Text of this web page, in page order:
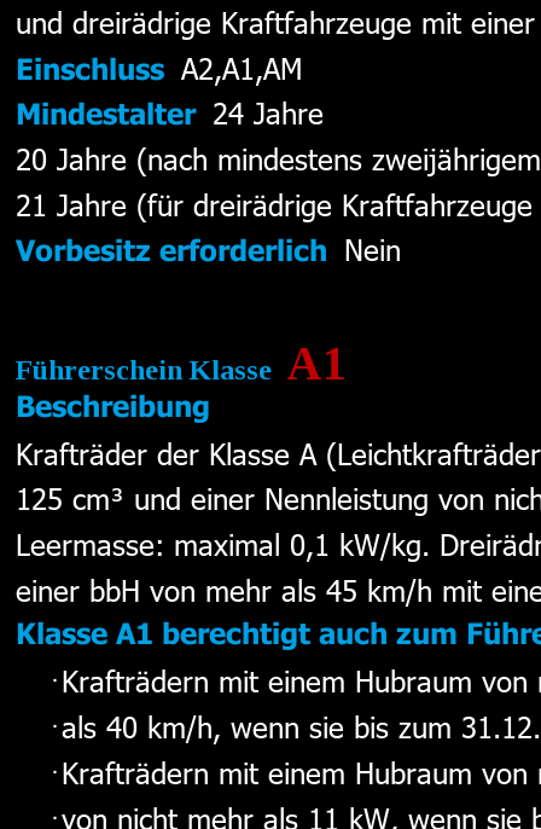
und dreirädrige Kraftfahrzeuge mit
Einschluss A2,A1,AM
Mindestalter 24 Jahre
20 Jahre (nach mindestens
21 Jahre (für dreirädrige
Vorbesitz erforderlich Nein
Führerschein Klasse A1
Beschreibung
Krafträder der Klasse A
125 cm³ und einer Nennleistung von
Leermasse: maximal 0,1 kW/kg.
einer bbH von mehr als 45 km/h mit
Klasse A1 berechtigt auch zum
Krafträdern mit einem Hubraum
als 40 km/h, wenn sie bis zum
Krafträdern mit einem Hubraum
von nicht mehr als 11 kW, wenn